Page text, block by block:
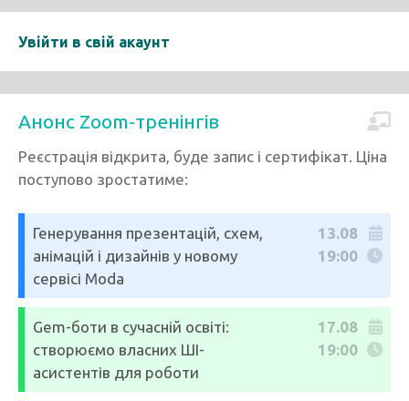
Увійти в свій акаунт
Анонс Zoom-тренінгів
Реєстрація відкрита, буде запис і сертифікат. Ціна
поступово зростатиме:
Генерування презентацій, схем,
анімацій і дизайнів у новому
сервісі Moda
13.08
19:00
Gem-боти в сучасній освіті:
створюємо власних ШІ-
асистентів для роботи
17.08
19:00